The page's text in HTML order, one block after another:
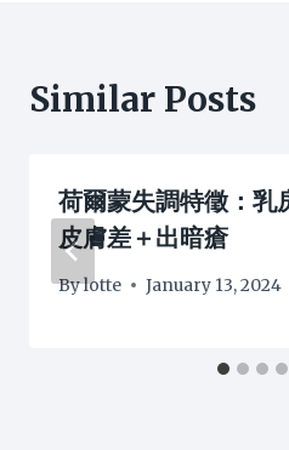
Similar Posts
荷爾蒙失調特徵：乳
皮膚差＋出暗瘡
Bylotte January 13, 2024